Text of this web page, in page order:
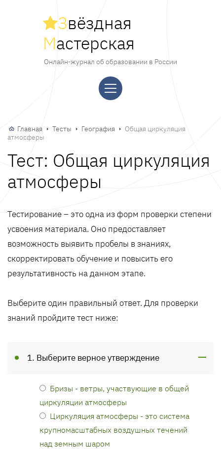
Звёздная
Мастерская
Онлайн-журнал об образовании в России
Главная Тесты География
Общая циркуляция
атмосферы
Тест: Общая циркуляция
атмосферы
Тестирование – это одна из форм проверки степени
усвоения материала. Оно предоставляет
возможность выявить пробелы в знаниях,
скорректировать обучение и повысить его
результативность на данном этапе.
Выберите один правильный ответ. Для проверки
знаний пройдите тест ниже:
1. Выберите верное утверждение
Бризы - ветры, участвующие в общей
циркуляции атмосферы
Циркуляция атмосферы - это система
крупномасштабных воздушных течений
над земным шаром